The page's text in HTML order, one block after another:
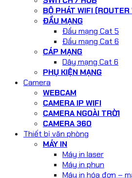
BỘ PHÁT WIFI (ROUTER
ĐẦU MẠNG
Đầu mạng Cat 5
Đầu mạng Cat 6
CÁP MẠNG
Dây mạng Cat 6
PHỤ KIỆN MẠNG
Camera
WEBCAM
CAMERA IP WIFI
CAMERA NGOÀI TRỜI
CAMERA 360
Thiết bị văn phòng
MÁY IN
Máy in laser
Máy in phun
Máy in hóa đơn –